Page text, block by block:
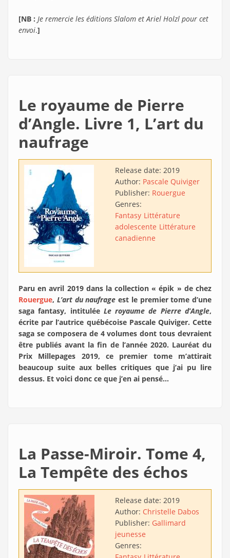
[NB : Je remercie les éditions Slalom et Ariel Holzl pour cet
envoi.]
Le royaume de Pierre
d’Angle. Livre 1, L’art du
naufrage
Release date: 2019
Author: Pascale Quiviger
Publisher: Rouergue
Genres:
Fantasy Littérature
adolescente Littérature
canadienne
Paru en avril 2019 dans la collection « épik » de chez
Rouergue, L’art du naufrage est le premier tome d’une
saga fantasy, intitulée Le royaume de Pierre d’Angle,
écrite par l’autrice québécoise Pascale Quiviger. Cette
saga se composera de 4 volumes dont tous devraient
être publiés avant la fin de l’année 2020. Lauréat du
Prix Millepages 2019, ce premier tome m’attirait
beaucoup suite aux belles critiques que j’ai pu lire
dessus. Et voici donc ce que j’en ai pensé…
La Passe-Miroir. Tome 4,
La Tempête des échos
Release date: 2019
Author: Christelle Dabos
Publisher: Gallimard
jeunesse
Genres: